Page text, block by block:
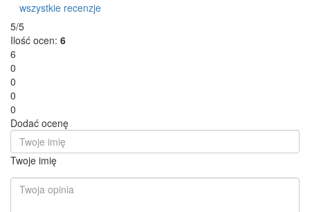
wszystkie recenzje
5/5
Ilość ocen: 6
6
0
0
0
0
Dodać ocenę
Twoje imię